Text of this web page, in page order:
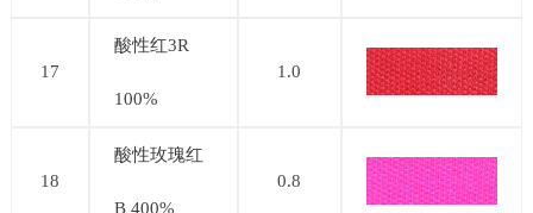
17
酸性红3R
100%
1.0
18
酸性玫瑰红
B 400%
0.8